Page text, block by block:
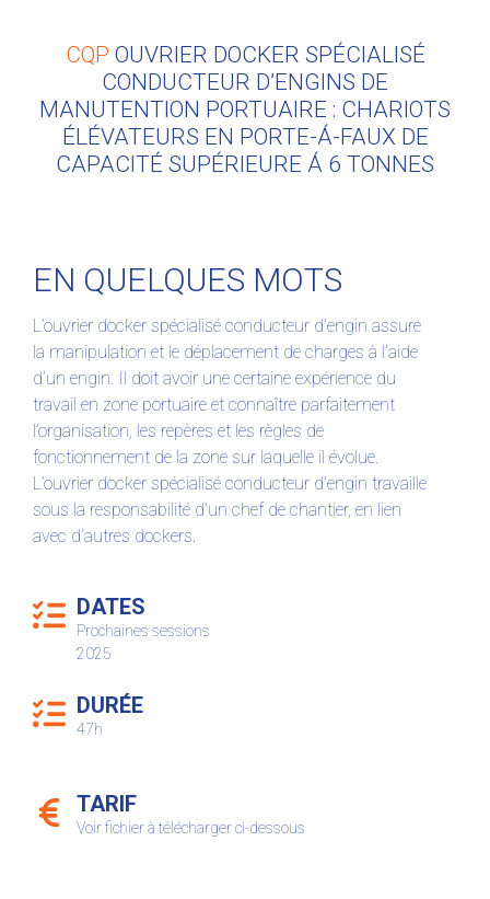
CQP OUVRIER DOCKER SPÉCIALISÉ
CONDUCTEUR D’ENGINS DE
MANUTENTION PORTUAIRE : CHARIOTS
ÉLÉVATEURS EN PORTE-Á-FAUX DE
CAPACITÉ SUPÉRIEURE Á 6 TONNES
EN QUELQUES MOTS
L’ouvrier docker spécialisé conducteur d’engin assure
la manipulation et le déplacement de charges à l’aide
d’un engin. Il doit avoir une certaine expérience du
travail en zone portuaire et connaître parfaitement
l’organisation, les repères et les règles de
fonctionnement de la zone sur laquelle il évolue.
L’ouvrier docker spécialisé conducteur d’engin travaille
sous la responsabilité d’un chef de chantier, en lien
avec d’autres dockers.
DATES
Prochaines sessions
2025
DURÉE
47h
TARIF
Voir fichier à télécharger ci-dessous